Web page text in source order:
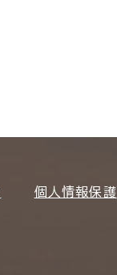
個人情報保護